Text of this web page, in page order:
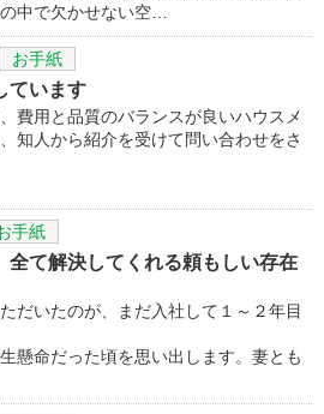
中で欠かせない空…
お手紙
ています
費用と品質のバランスが良いハウスメ
知人から紹介を受けて問い合わせをさ
手紙
全て解決してくれる頼もしい存在
だいたのが、まだ入社して１～２年目
懸命だった頃を思い出します。妻とも